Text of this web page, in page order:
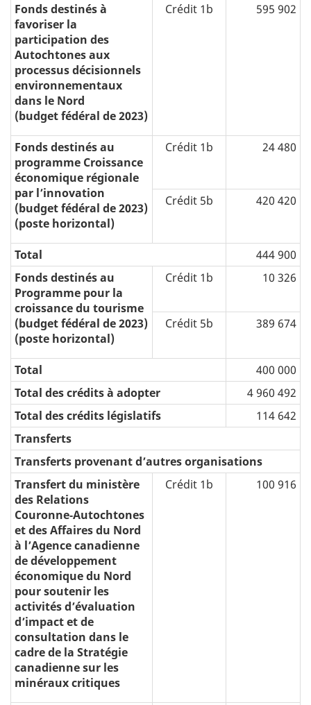
Fonds destinés à
favoriser la
participation des
Autochtones aux
processus décisionnels
environnementaux
dans le Nord
(budget fédéral de 2023)
Crédit 1b 595 902
Fonds destinés au
programme Croissance
économique régionale
par l’innovation
(budget fédéral de 2023)
(poste horizontal)
Crédit 1b 24 480
Crédit 5b 420 420
Total
444 900
Fonds destinés au
Programme pour la
croissance du tourisme
(budget fédéral de 2023)
(poste horizontal)
Crédit 1b 10 326
Crédit 5b 389 674
Total
400 000
Total des crédits à adopter
4 960 492
Total des crédits législatifs
114 642
Transferts
Transferts provenant d’autres organisations
Transfert du ministère
des Relations
Couronne‑Autochtones
et des Affaires du Nord
à l’Agence canadienne
de développement
économique du Nord
pour soutenir les
activités d’évaluation
d’impact et de
consultation dans le
cadre de la Stratégie
canadienne sur les
minéraux critiques
Crédit 1b 100 916